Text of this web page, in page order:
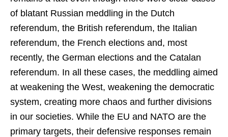
of blatant Russian meddling in the Dutch
referendum, the British referendum, the Italian
referendum, the French elections and, most
recently, the German elections and the Catalan
referendum. In all these cases, the meddling aimed
at weakening the West, weakening the democratic
system, creating more chaos and further divisions
in our societies. While the EU and NATO are the
primary targets, their defensive responses remain